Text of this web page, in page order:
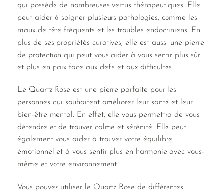
qui possède de nombreuses vertus thérapeutiques. Elle
peut aider à soigner plusieurs pathologies, comme les
maux de tête fréquents et les troubles endocriniens. En
plus de ses propriétés curatives, elle est aussi une pierre
de protection qui peut vous aider à vous sentir plus sûr
et plus en paix face aux défis et aux difficultés.
Le Quartz Rose est une pierre parfaite pour les
personnes qui souhaitent améliorer leur santé et leur
bien-être mental. En effet, elle vous permettra de vous
détendre et de trouver calme et sérénité. Elle peut
également vous aider à trouver votre équilibre
émotionnel et à vous sentir plus en harmonie avec vous-
même et votre environnement.
Vous pouvez utiliser le Quartz Rose de différentes